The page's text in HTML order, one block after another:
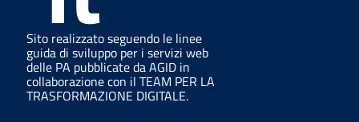
Sito realizzato seguendo le linee
guida di sviluppo per i servizi web
delle PA pubblicate da AGID in
collaborazione con il TEAM PER LA
TRASFORMAZIONE DIGITALE.